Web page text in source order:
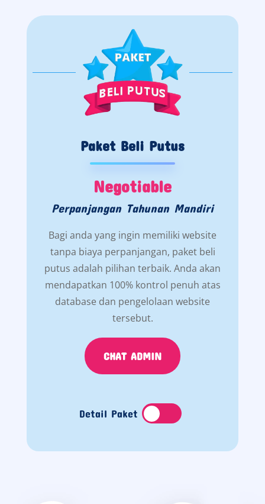
Paket Beli Putus
Negotiable
Perpanjangan Tahunan Mandiri
Bagi anda yang ingin memiliki website
tanpa biaya perpanjangan, paket beli
putus adalah pilihan terbaik. Anda akan
mendapatkan 100% kontrol penuh atas
database dan pengelolaan website
tersebut.
CHAT ADMIN
Detail Paket